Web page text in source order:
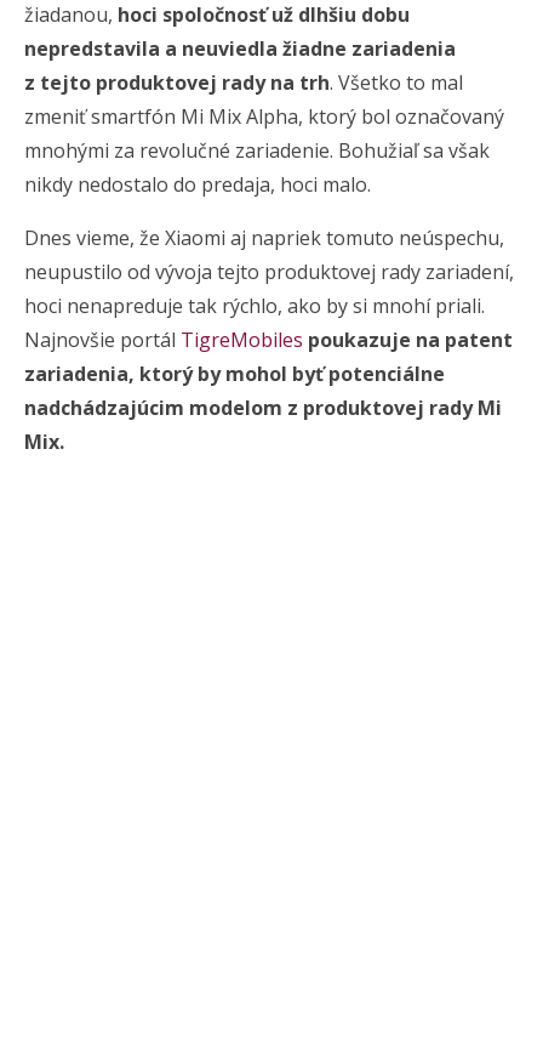
žiadanou, hoci spoločnosť už dlhšiu dobu
nepredstavila a neuviedla žiadne zariadenia
z tejto produktovej rady na trh. Všetko to mal
zmeniť smartfón Mi Mix Alpha, ktorý bol označovaný
mnohými za revolučné zariadenie. Bohužiaľ sa však
nikdy nedostalo do predaja, hoci malo.
Dnes vieme, že Xiaomi aj napriek tomuto neúspechu,
neupustilo od vývoja tejto produktovej rady zariadení,
hoci nenapreduje tak rýchlo, ako by si mnohí priali.
Najnovšie portál TigreMobiles poukazuje na patent
zariadenia, ktorý by mohol byť potenciálne
nadchádzajúcim modelom z produktovej rady Mi
Mix.